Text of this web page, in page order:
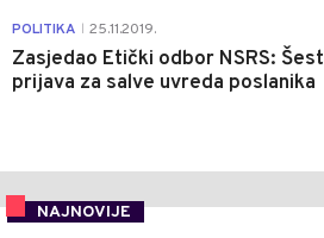
POLITIKA 25.11.2019.
Zasjedao Etički odbor NSRS: Šest
prijava za salve uvreda poslanika
NAJNOVIJE